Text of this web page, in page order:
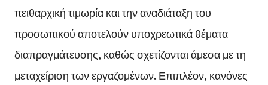
πειθαρχική τιμωρία και την αναδιάταξη του
προσωπικού αποτελούν υποχρεωτικά θέματα
διαπραγμάτευσης, καθώς σχετίζονται άμεσα με τη
μεταχείριση των εργαζομένων. Επιπλέον, κανόνες